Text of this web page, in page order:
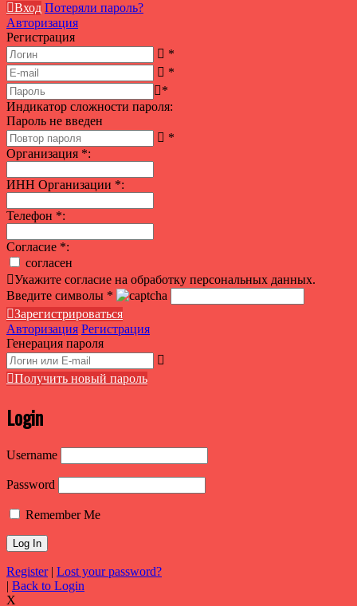
Вход Потеряли пароль?
Авторизация
Регистрация
*
*
*
Индикатор сложности пароля:
Пароль не введен
*
Организация *:
ИНН Организации *:
Телефон *:
Согласие *:
согласен
Укажите согласие на обработку персональных данных.
Введите символы *
Зарегистрироваться
Авторизация Регистрация
Генерация пароля
Получить новый пароль
Login
Username
Password
Remember Me
Register| Lost your password?
| Back to Login
X